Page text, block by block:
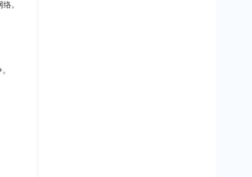
。